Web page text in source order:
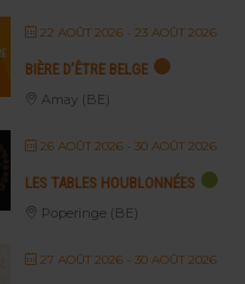
22 AOÛT 2026- 23 AOÛT 2026
BIÈRE D’ÊTRE BELGE
Amay (BE)
26 AOÛT 2026- 30 AOÛT 2026
LES TABLES HOUBLONNÉES
Poperinge (BE)
27 AOÛT 2026- 30 AOÛT 2026